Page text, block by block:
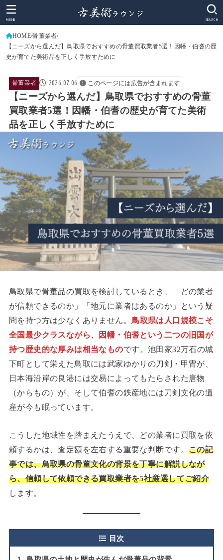
SEARCH
MENU
HOME 骨董業者
【ニーズから選んだ】鳥取県でおすすめの骨董買取業者5選！因幡・伯耆の歴
史が育てた美術品を正しく手放すために
骨董業者 2026.07.06 このページには広告が含まれます
【ニーズから選んだ】鳥取県でおすすめの骨董
買取業者5選！因幡・伯耆の歴史が育てた美術
品を正しく手放すために
鳥取県で骨董品の買取を検討しているとき、「どの業者
が信頼できるのか」「地元に業者はあるのか」という疑
問を持つ方は少なくありません。鳥取県は人口規模こそ
全国最少クラスながら、因幡・伯耆という二つの旧国が
持つ歴史的な厚みは相当なものです。池田家32万石の城
下町として栄えた鳥取には武家ゆかりの刀剣・甲冑が、
日本海沿岸の良港には交易によってもたらされた唐物
（からもの）が、そして伯耆の鉄産地には刀剣文化の遺
産が今も眠っています。
こうした地域性を踏まえたうえで、どの業者に買取を依
頼するかは、査定額を左右する重要な判断です。 この記
事では、鳥取県の骨董文化の背景を丁寧に解説しなが
ら、信頼して依頼できる買取業者を5社厳選してご紹介
します。
目次